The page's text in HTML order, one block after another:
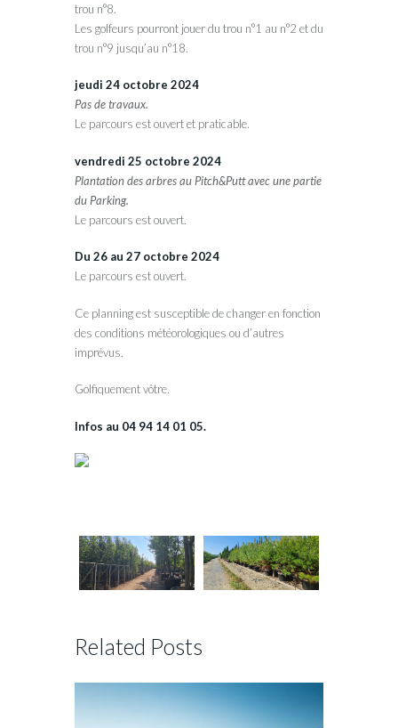
trou n°8.
Les golfeurs pourront jouer du trou n°1 au n°2 et du
trou n°9 jusqu’au n°18.
jeudi 24 octobre 2024
Pas de travaux.
Le parcours est ouvert et praticable.
vendredi 25 octobre 2024
Plantation des arbres au Pitch&Putt avec une partie
du Parking.
Le parcours est ouvert.
Du 26 au 27 octobre 2024
Le parcours est ouvert.
Ce planning est susceptible de changer en fonction
des conditions météorologiques ou d’autres
imprévus.
Golfiquement vôtre.
Infos au 04 94 14 01 05.
Related Posts